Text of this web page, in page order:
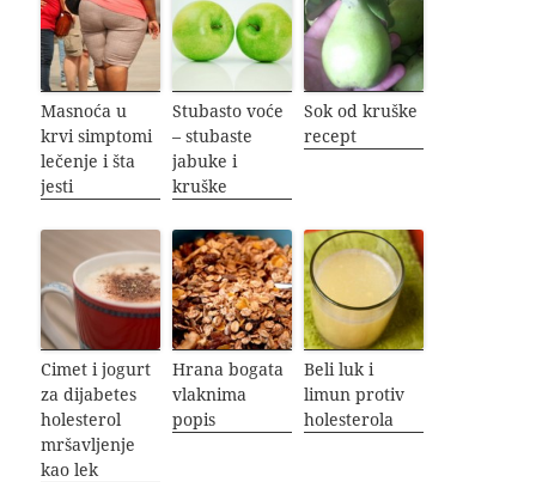
Masnoća u
krvi simptomi
lečenje i šta
jesti
Stubasto voće
– stubaste
jabuke i
kruške
Sok od kruške
recept
Cimet i jogurt
za dijabetes
holesterol
mršavljenje
kao lek
Hrana bogata
vlaknima
popis
Beli luk i
limun protiv
holesterola